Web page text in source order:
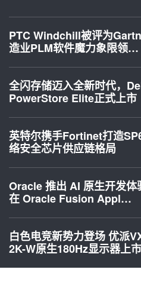
PTC Windchill被评为
造业PLM软件魔力象限领…
全闪存储迈入全新时代，
PowerStore Elite正式上市
英特尔携手Fortinet打造
络安全芯片供应链格局
Oracle 推出 AI 原生开发体
在 Oracle Fusion Appl…
白色电竞新势力登场 优派
2K-W原生180Hz显示器上市